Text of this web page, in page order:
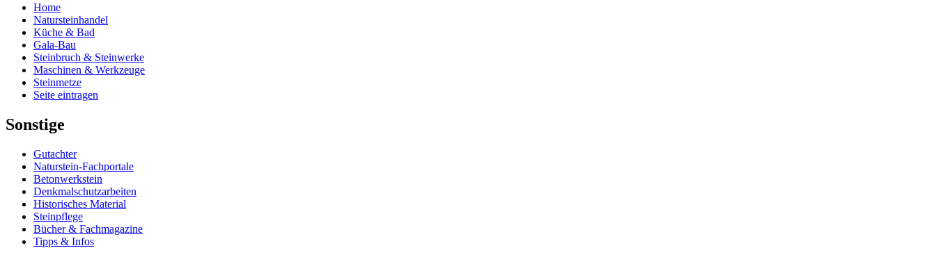
Home
Natursteinhandel
Küche & Bad
Gala-Bau
Steinbruch & Steinwerke
Maschinen & Werkzeuge
Steinmetze
Seite eintragen
Sonstige
Gutachter
Naturstein-Fachportale
Betonwerkstein
Denkmalschutzarbeiten
Historisches Material
Steinpflege
Bücher & Fachmagazine
Tipps & Infos